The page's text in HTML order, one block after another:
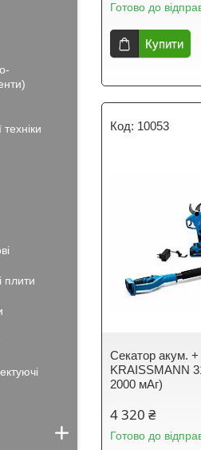
Готово до
Купити
10053
Секатор акум.
KRAISSMANN
2000 мАг)
4 320 ₴
Готово до
плити